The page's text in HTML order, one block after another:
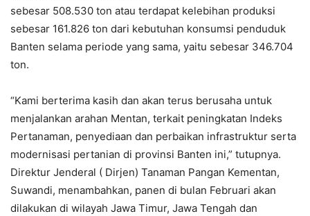
sebesar 508.530 ton atau terdapat kelebihan produksi
sebesar 161.826 ton dari kebutuhan konsumsi penduduk
Banten selama periode yang sama, yaitu sebesar 346.704
ton.
“Kami berterima kasih dan akan terus berusaha untuk
menjalankan arahan Mentan, terkait peningkatan Indeks
Pertanaman, penyediaan dan perbaikan infrastruktur serta
modernisasi pertanian di provinsi Banten ini,” tutupnya.
Direktur Jenderal ( Dirjen) Tanaman Pangan Kementan,
Suwandi, menambahkan, panen di bulan Februari akan
dilakukan di wilayah Jawa Timur, Jawa Tengah dan